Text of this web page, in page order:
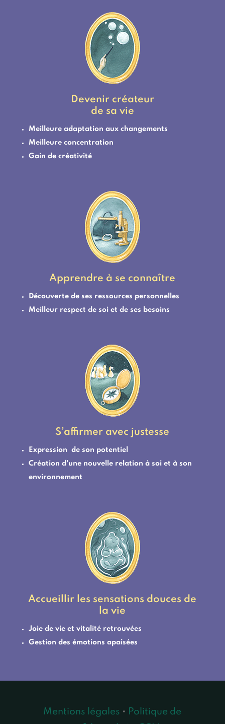
Devenir créateur
de sa vie
Meilleure adaptation aux changements
Meilleure concentration
Gain de créativité
Apprendre à se connaître
Découverte de ses ressources personnelles
Meilleur respect de soi et de ses besoins
S’affirmer avec justesse
Expression de son potentiel
Création d'une nouvelle relation à soi et à son
environnement
Accueillir les sensations douces de
la vie
Joie de vie et vitalité retrouvées
Gestion des émotions apaisées
Mentions légales • Politique de